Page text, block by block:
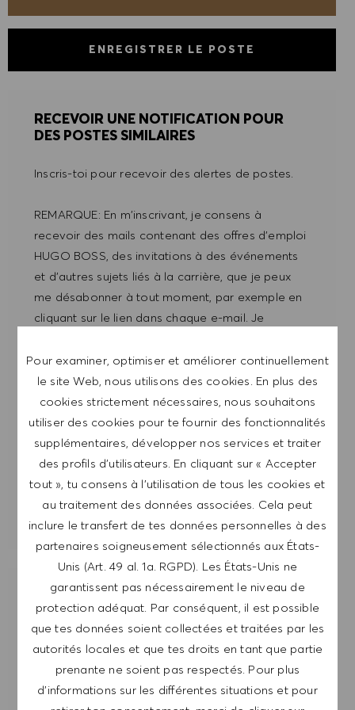
Pour examiner, optimiser et améliorer continuellement
le site Web, nous utilisons des cookies. En plus des
cookies strictement nécessaires, nous souhaitons
utiliser des cookies pour te fournir des fonctionnalités
supplémentaires, développer nos services et traiter
des profils d’utilisateurs. En cliquant sur « Accepter
tout », tu consens à l’utilisation de tous les cookies et
au traitement des données associées. Cela peut
inclure le transfert de tes données personnelles à des
partenaires soigneusement sélectionnés aux États-
Unis (Art. 49 al. 1a. RGPD). Les États-Unis ne
garantissent pas nécessairement le niveau de
protection adéquat. Par conséquent, il est possible
que tes données soient collectées et traitées par les
autorités locales et que tes droits en tant que partie
prenante ne soient pas respectés. Pour plus
d’informations sur les différentes situations et pour
ENREGISTRER LE POSTE
RECEVOIR UNE NOTIFICATION POUR
DES POSTES SIMILAIRES
Inscris-toi pour recevoir des alertes de postes.
REMARQUE: En m'inscrivant, je consens à
recevoir des mails contenant des offres d'emploi
HUGO BOSS, des invitations à des événements
et d'autres sujets liés à la carrière, que je peux
me désabonner à tout moment, par exemple en
cliquant sur le lien dans chaque e-mail. Je
traitées conformément à la POLITIQUE DE
CONFIDENTIALITÉ.
Saisir l'adresse e-mail (obligatoire)
GÉRER LES ALERTES
OBTIENS DES RECOMMANDATIONS
D'EMPLOI PERSONNALISÉES EN
FONCTION DE TES INTÉRÊTS.
DÉMARRER